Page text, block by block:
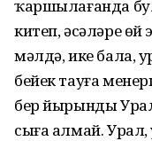
ҡаршылағанда­
китеп,­ әсәләре
мәлдә,­ ике­ бала,­
бейек ­тауға
бер­ йырынды­
сыға­ алмай.­ Урал,­